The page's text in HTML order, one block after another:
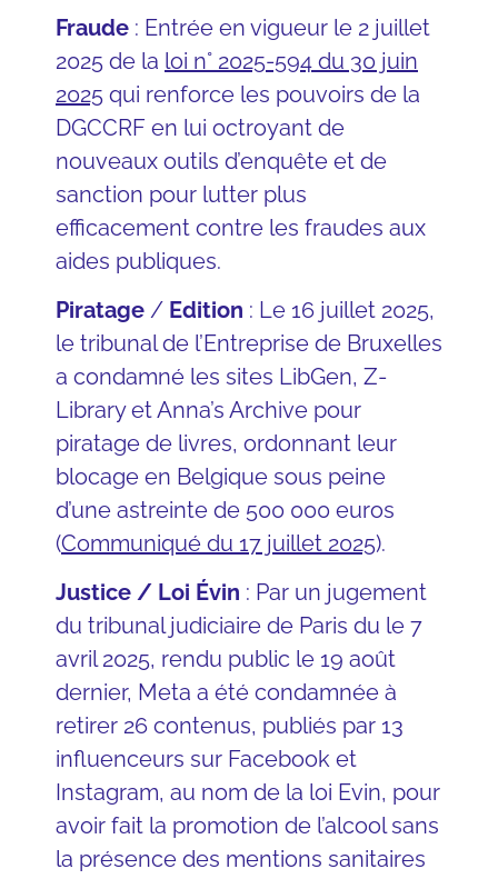
Fraude : Entrée en vigueur le 2 juillet
2025 de la loi n° 2025-594 du 30 juin
2025 qui renforce les pouvoirs de la
DGCCRF en lui octroyant de
nouveaux outils d’enquête et de
sanction pour lutter plus
efficacement contre les fraudes aux
aides publiques.
Piratage / Edition : Le 16 juillet 2025,
le tribunal de l’Entreprise de Bruxelles
a condamné les sites LibGen, Z-
Library et Anna’s Archive pour
piratage de livres, ordonnant leur
blocage en Belgique sous peine
d’une astreinte de 500 000 euros
(Communiqué du 17 juillet 2025).
Justice / Loi Évin : Par un jugement
du tribunal judiciaire de Paris du le 7
avril 2025, rendu public le 19 août
dernier, Meta a été condamnée à
retirer 26 contenus, publiés par 13
influenceurs sur Facebook et
Instagram, au nom de la loi Evin, pour
avoir fait la promotion de l’alcool sans
la présence des mentions sanitaires